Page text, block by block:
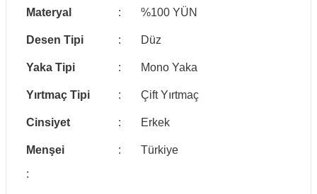
Materyal : %100 YÜN
Desen Tipi : Düz
Yaka Tipi : Mono Yaka
Yırtmaç Tipi : Çift Yırtmaç
Cinsiyet : Erkek
Menşei :
Türkiye
: